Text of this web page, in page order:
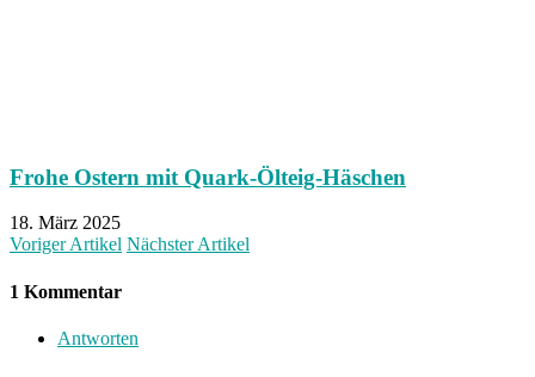
Frohe Ostern mit Quark-Ölteig-Häschen
18. März 2025
Voriger Artikel Nächster Artikel
1 Kommentar
Antworten